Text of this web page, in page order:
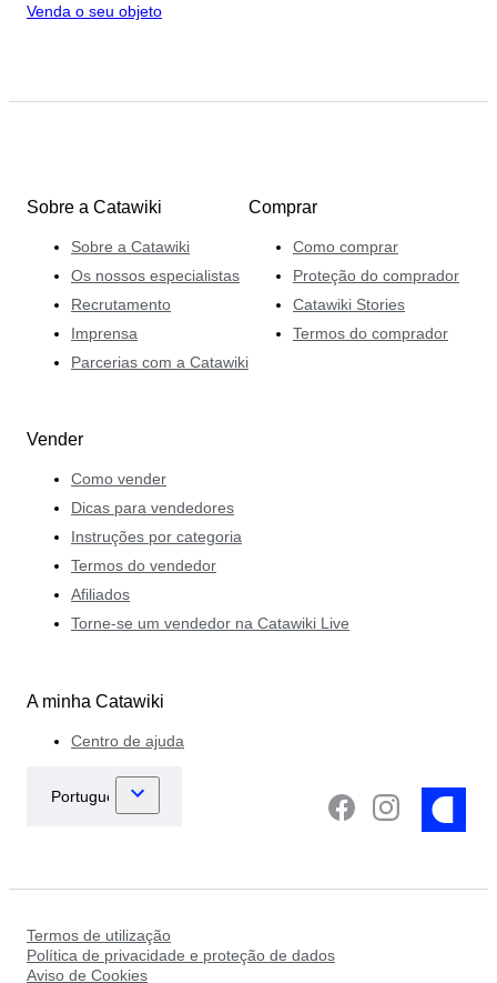
Venda o seu objeto
Sobre a Catawiki
Sobre a Catawiki
Os nossos especialistas
Recrutamento
Imprensa
Parcerias com a Catawiki
Comprar
Como comprar
Proteção do comprador
Catawiki Stories
Termos do comprador
Vender
Como vender
Dicas para vendedores
Instruções por categoria
Termos do vendedor
Afiliados
Torne-se um vendedor na Catawiki Live
A minha Catawiki
Centro de ajuda
Termos de utilização
Política de privacidade e proteção de dados
Aviso de Cookies